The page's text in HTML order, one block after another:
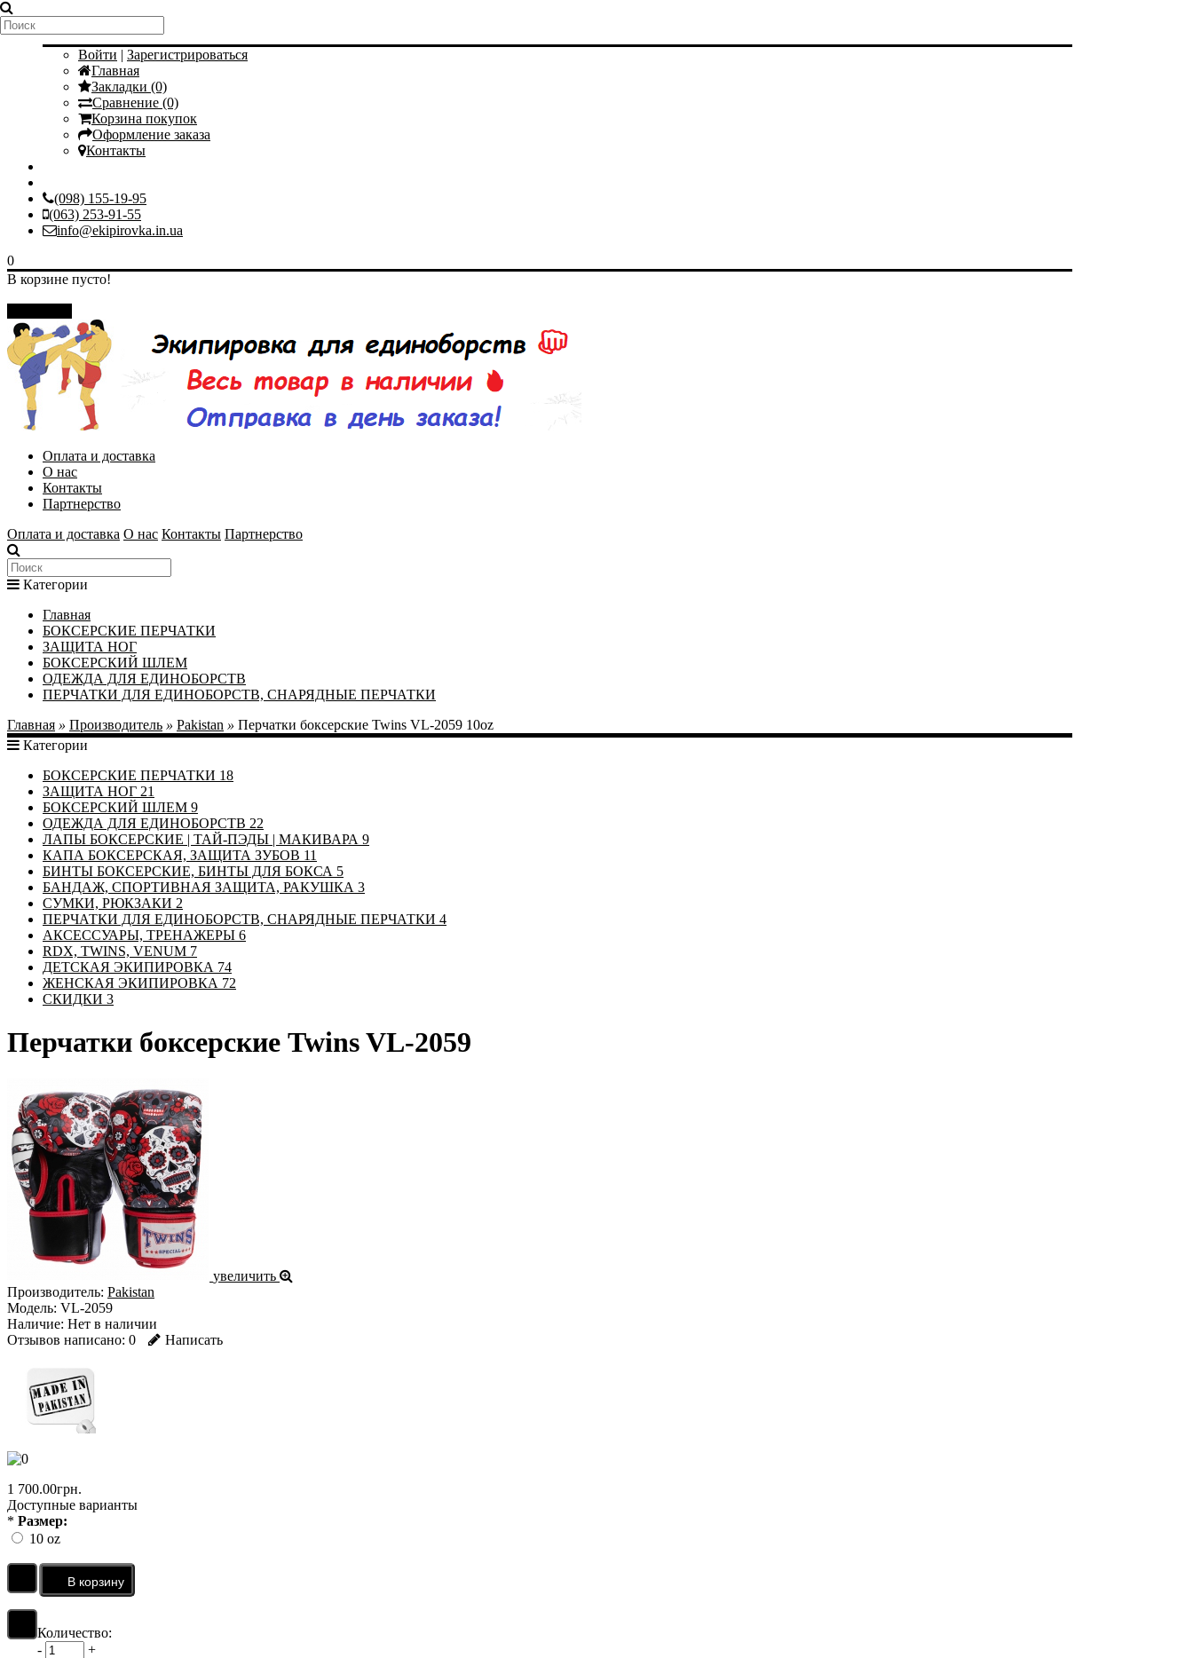
Мой аккаунт
Войти | Зарегистрироваться
Главная
Закладки (0)
Сравнение (0)
Корзина покупок
Оформление заказа
Контакты
(098) 155-19-95
(063) 253-91-55
info@ekipirovka.in.ua
0
В корзине пусто!
Оплата и доставка
О нас
Контакты
Партнерство
Оплата и доставка О нас Контакты Партнерство
Категории
Главная
БОКСЕРСКИЕ ПЕРЧАТКИ
ЗАЩИТА НОГ
БОКСЕРСКИЙ ШЛЕМ
ОДЕЖДА ДЛЯ ЕДИНОБОРСТВ
ПЕРЧАТКИ ДЛЯ ЕДИНОБОРСТВ, СНАРЯДНЫЕ ПЕРЧАТКИ
Главная » Производитель » Pakistan » Перчатки боксерские Twins VL-2059 10oz
Категории
БОКСЕРСКИЕ ПЕРЧАТКИ 18
ЗАЩИТА НОГ 21
БОКСЕРСКИЙ ШЛЕМ 9
ОДЕЖДА ДЛЯ ЕДИНОБОРСТВ 22
ЛАПЫ БОКСЕРСКИЕ | ТАЙ-ПЭДЫ | МАКИВАРА 9
КАПА БОКСЕРСКАЯ, ЗАЩИТА ЗУБОВ 11
БИНТЫ БОКСЕРСКИЕ, БИНТЫ ДЛЯ БОКСА 5
БАНДАЖ, СПОРТИВНАЯ ЗАЩИТА, РАКУШКА 3
СУМКИ, РЮКЗАКИ 2
ПЕРЧАТКИ ДЛЯ ЕДИНОБОРСТВ, СНАРЯДНЫЕ ПЕРЧАТКИ 4
АКСЕССУАРЫ, ТРЕНАЖЕРЫ 6
RDX, TWINS, VENUM 7
ДЕТСКАЯ ЭКИПИРОВКА 74
ЖЕНСКАЯ ЭКИПИРОВКА 72
СКИДКИ 3
Перчатки боксерские Twins VL-2059
увеличить
Производитель: Pakistan
Модель: VL-2059
Наличие: Нет в наличии
Отзывов написано: 0 Написать
1 700.00грн.
Доступные варианты
* Размер:
10 oz
Количество:
-
+